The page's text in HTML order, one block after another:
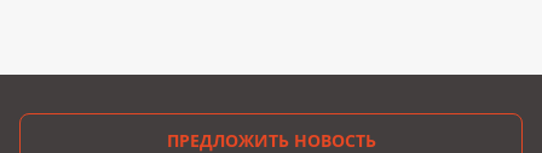
ПРЕДЛОЖИТЬ НОВОСТЬ